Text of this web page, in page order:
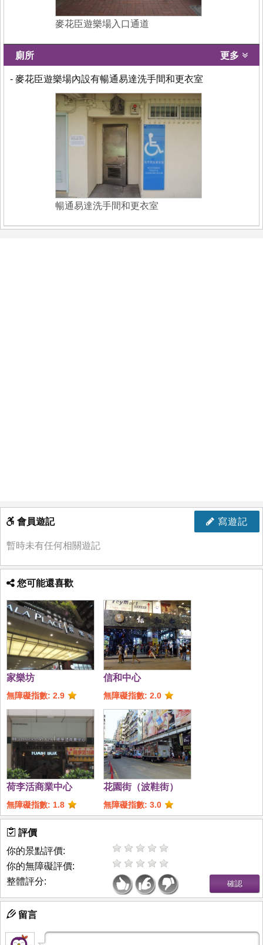
麥花臣遊樂場入口通道
廁所 更多
- 麥花臣遊樂場內設有暢通易達洗手間和更衣室
暢通易達洗手間和更衣室
寫遊記
會員遊記
暫時未有任何相關遊記
您可能還喜歡
家樂坊
無障礙指數: 2.9
信和中心
無障礙指數: 2.0
荷李活商業中心
無障礙指數: 1.8
花園街（波鞋街）
無障礙指數: 3.0
評價
你的景點評價:
你的無障礙評價:
整體評分:
留言